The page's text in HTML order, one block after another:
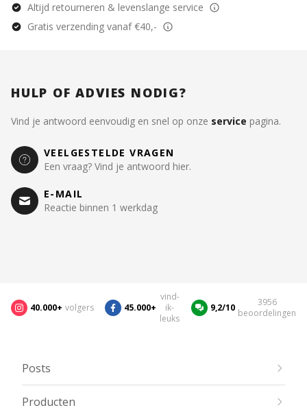
Altijd retourneren & levenslange service
Gratis verzending vanaf €40,-
HULP OF ADVIES NODIG?
Vind je antwoord eenvoudig en snel op onze service pagina.
VEELGESTELDE VRAGEN
Een vraag? Vind je antwoord hier.
E-MAIL
Reactie binnen 1 werkdag
40.000+ volgers 45.000+
vind-
ik-
leuks
9,2/10
3956
beoordelingen
Posts
Producten